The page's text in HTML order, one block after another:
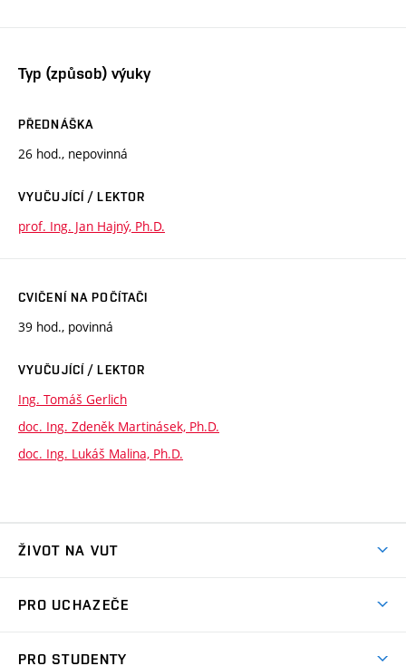
Typ (způsob) výuky
PŘEDNÁŠKA
26 hod., nepovinná
VYUČUJÍCÍ / LEKTOR
prof. Ing. Jan Hajný, Ph.D.
CVIČENÍ NA POČÍTAČI
39 hod., povinná
VYUČUJÍCÍ / LEKTOR
Ing. Tomáš Gerlich
doc. Ing. Zdeněk Martinásek, Ph.D.
doc. Ing. Lukáš Malina, Ph.D.
ŽIVOT NA VUT
Koleje
PRO UCHAZEČE
PRO STUDENTY